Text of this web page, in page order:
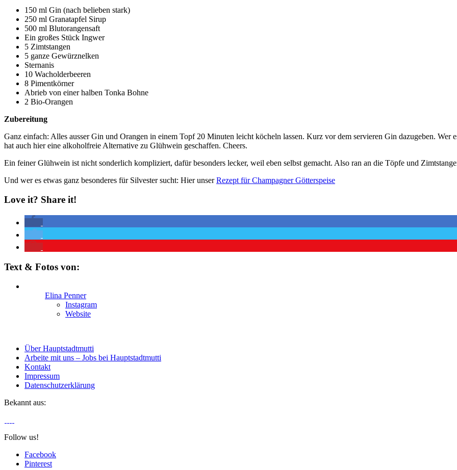
150 ml Gin (nach belieben stark)
250 ml Granatapfel Sirup
500 ml Blutorangensaft
Ein großes Stück Ingwer
5 Zimtstangen
5 ganze Gewürznelken
Sternanis
10 Wacholderbeeren
8 Pimentkörner
Abrieb von einer halben Tonka Bohne
2 Bio-Orangen
Zubereitung
Ganz einfach: Alles ausser Gin und Orangen in einem Topf 20 Minuten leicht köcheln lassen. Kurz vor dem servieren Gin dazugeben. Wer
hat auch hier eine alkoholfreie Alternative zu Glühwein geschaffen. Cheers.
Ein feiner Glühwein ist nicht sonderlich kompliziert, dafür besonders lecker, weil eben selbst gemacht. Also ran an die Töpfe und
Und wer es etwas ganz besonderes für Silvester sucht: Hier unserRezept für Champagner Götterspeise
Love it? Share it!
Text & Fotos von:
Elina Penner
Instagram
Website
Über Hauptstadtmutti
Arbeite mit uns – Jobs bei Hauptstadtmutti
Kontakt
Impressum
Datenschutzerklärung
Bekannt aus:
Follow us!
Facebook
Pinterest